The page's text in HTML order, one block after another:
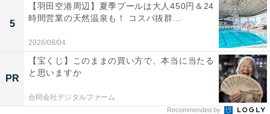
5
【羽田空港周辺】夏季プールは大人450円＆24
時間営業の天然温泉も！ コスパ抜群...
2026/08/04
PR
【宝くじ】このままの買い方で、本当に当たる
と思いますか
合同会社デジタルファーム
Recommended by